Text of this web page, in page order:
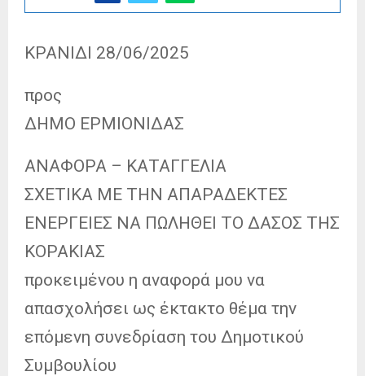
ΚΡΑΝΙΔΙ 28/06/2025
προς
ΔΗΜΟ ΕΡΜΙΟΝΙΔΑΣ
ΑΝΑΦΟΡΑ – ΚΑΤΑΓΓΕΛΙΑ
ΣΧΕΤΙΚΑ ΜΕ ΤΗΝ ΑΠΑΡΑΔΕΚΤΕΣ
ΕΝΕΡΓΕΙΕΣ ΝΑ ΠΩΛΗΘΕΙ ΤΟ ΔΑΣΟΣ ΤΗΣ
ΚΟΡΑΚΙΑΣ
προκειμένου η αναφορά μου να
απασχολήσει ως έκτακτο θέμα την
επόμενη συνεδρίαση του Δημοτικού
Συμβουλίου